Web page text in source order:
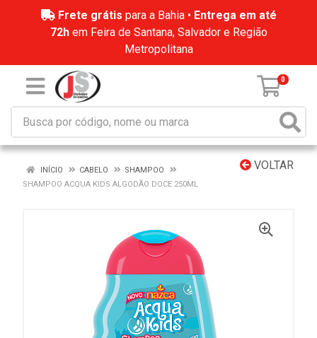
Frete grátis para a Bahia • Entrega em até
72hem Feira de Santana, Salvador e Região
Metropolitana
0
VOLTAR
INÍCIO CABELO
SHAMPOO
SHAMPOO ACQUA KIDS ALGODÃO DOCE 250ML